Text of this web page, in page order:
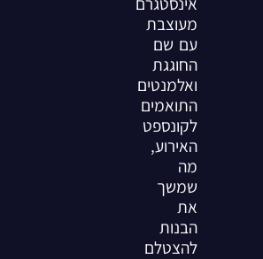
מעוצבת
עם שם
החוגגת
ואלמנטים
התואמים
לקונספט
האירוע,
מה
שמשך
את
הבנות
להצטלם